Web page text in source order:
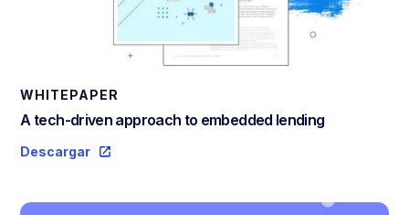
WHITEPAPER
A tech-driven approach to embedded lending
Descargar